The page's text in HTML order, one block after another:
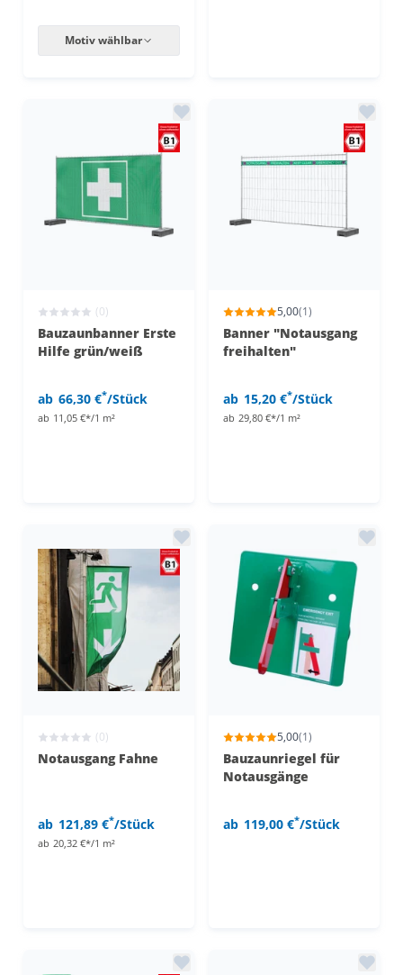
Motiv wählbar
(0)
Bauzaunbanner Erste
Hilfe grün/weiß
ab 66,30 €*/Stück
ab 11,05 €*/1 m²
5,00(1)
Banner "Notausgang
freihalten"
ab 15,20 €*/Stück
ab 29,80 €*/1 m²
(0)
Notausgang Fahne
ab 121,89 €*/Stück
ab 20,32 €*/1 m²
5,00(1)
Bauzaunriegel für
Notausgänge
ab 119,00 €*/Stück